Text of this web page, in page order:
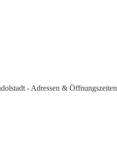
- Adressen & Öffnungszeiten